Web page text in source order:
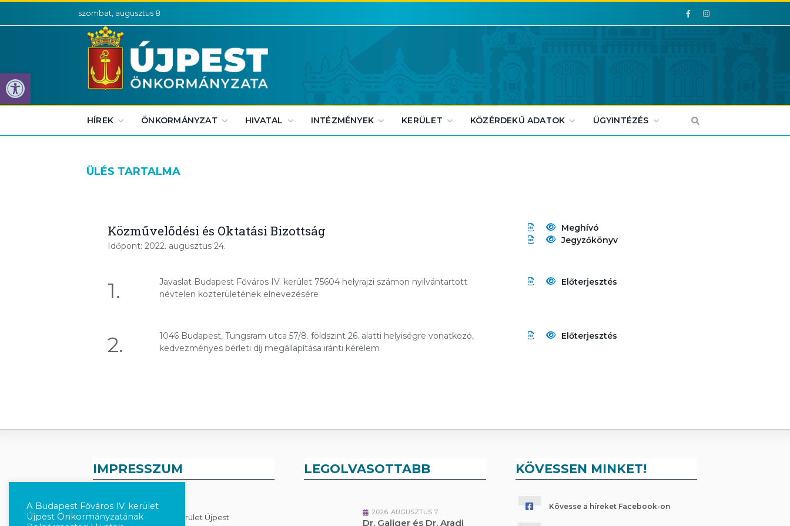
Eszköztár megnyitása
szombat, augusztus 8 Facebook
Facebook
HÍREK ÖNKORMÁNYZAT HIVATAL INTÉZMÉNYEK KERÜLET KÖZÉRDEKŰ ADATOK ÜGYINTÉZÉS
ÜLÉS TARTALMA
Közművelődési és Oktatási Bizottság
Időpont: 2022. augusztus 24.
Meghívó
Jegyzőkönyv
1.
Javaslat Budapest Főváros IV. kerület 75604 helyrajzi számon nyilvántartott
névtelen közterületének elnevezésére
Előterjesztés
2.
1046 Budapest, Tungsram utca 57/8. földszint 26. alatti helyiségre vonatkozó,
kedvezményes bérleti díj megállapítása iránti kérelem
Előterjesztés
IMPRESSZUM
KIADÓ
Budapest Főváros IV. Kerület Újpest
LEGOLVASOTTABB
2026. AUGUSZTUS 7.
Dr. Galiger és Dr. Aradi
KÖVESSEN MINKET!
Kövesse a híreket Facebook-on
A Budapest Főváros IV. kerület
Újpest Önkormányzatának